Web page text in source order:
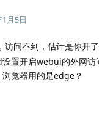
月5日
访问不到，估计是你开
置开启webui的外网访
览器用的是edge？